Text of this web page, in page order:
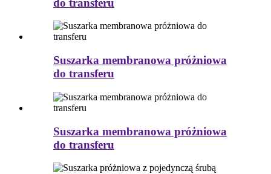
Suszarka membranowa próżniowa
do transferu
Suszarka membranowa próżniowa
do transferu